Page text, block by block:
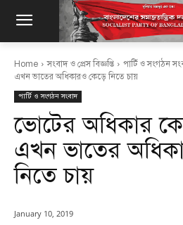
Home সংবাদ ও প্রেস বিজ্ঞপ্তি পার্টি ও সংগঠন
এখন ভাতের অধিকারও কেড়ে নিতে চায়
পার্টি ও সংগঠন সংবাদ
ভোটের অধিকার
এখন ভাতের
নিতে চায়
January 10, 2019